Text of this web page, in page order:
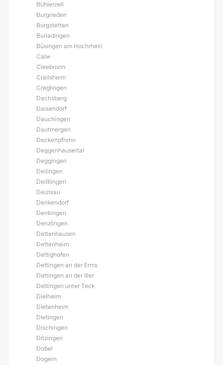
Bühlerzell
Burgrieden
Burgstetten
Burladingen
Büsingen am Hochrhein
Calw
Cleebronn
Crailsheim
Creglingen
Dachsberg
Daisendorf
Dauchingen
Dautmergen
Deckenpfronn
Deggenhausertal
Deggingen
Deilingen
Deißlingen
Deizisau
Denkendorf
Denkingen
Denzlingen
Dettenhausen
Dettenheim
Dettighofen
Dettingen an der Erms
Dettingen an der Iller
Dettingen unter Teck
Dielheim
Dietenheim
Dietingen
Dischingen
Ditzingen
Dobel
Dogern